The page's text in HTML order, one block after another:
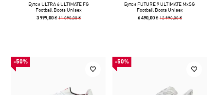
Бутси ULTRA 6 ULTIMATE FG
Football Boots Unisex
3 999,00 ₴ 11 090,00 ₴
Бутси FUTURE 9 ULTIMATE MxSG
Football Boots Unisex
6 490,00 ₴ 12 990,00 ₴
-50% -50%